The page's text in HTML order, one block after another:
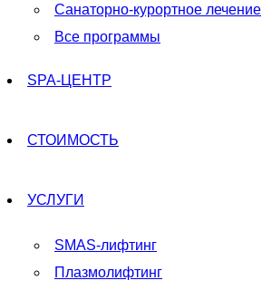
Санаторно-курортное лечение
Все программы
SPA-ЦЕНТР
СТОИМОСТЬ
УСЛУГИ
SMAS-лифтинг
Плазмолифтинг